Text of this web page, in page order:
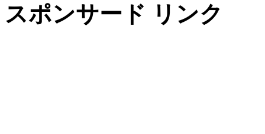
スポンサード リンク